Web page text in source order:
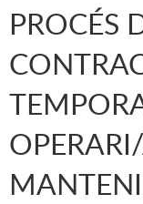
PROCÉS